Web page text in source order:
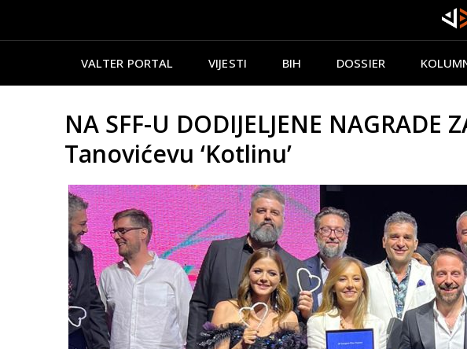
VALTER PORTAL VIJESTI BIH DOSSIER
NA SFF-U DODIJELJENE NAGRADE
Tanovićevu ‘Kotlinu’